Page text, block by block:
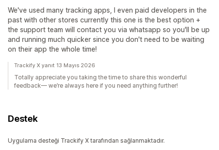
We've used many tracking apps, I even paid developers in the
past with other stores currently this one is the best option +
the support team will contact you via whatsapp so you'll be up
and running much quicker since you don't need to be waiting
on their app the whole time!
Trackify X yanıt 13 Mayıs 2026
Totally appreciate you taking the time to share this wonderful
feedback— we’re always here if you need anything further!
Destek
Uygulama desteği Trackify X tarafından sağlanmaktadır.